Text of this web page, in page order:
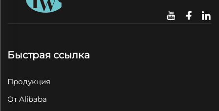
Быстрая ссылка
Продукция
От Alibaba